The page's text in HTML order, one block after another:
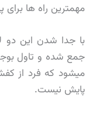
مهمترین راه ها برای
با جدا شدن این دو
جمع شده و تاول
میشود که فرد از
پایش نیست.